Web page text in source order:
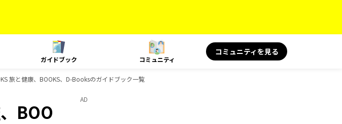
ガイドブック コミュニティ
コミュニティを見る
旅と健康、BOOKS、D-Booksのガイドブック一覧
BOO
AD